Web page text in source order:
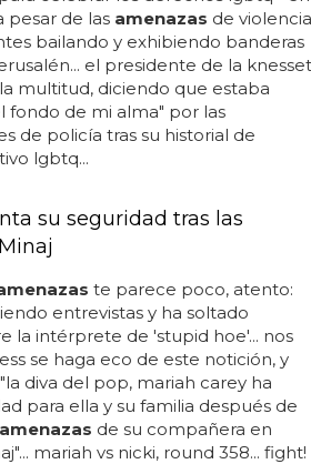
pesar de las amenazas de
bailando y exhibiendo banderas
el presidente de la
multitud, diciendo que estaba
fondo de mi alma" por las
de policía tras su historial de
lgbtq...
su seguridad tras las
te parece poco, atento:
entrevistas y ha soltado
la intérprete de 'stupid hoe'... nos
se haga eco de este notición, y
diva del pop, mariah carey ha
para ella y su familia después de
amenazas de su compañera en
mariah vs nicki, round 358... fight!